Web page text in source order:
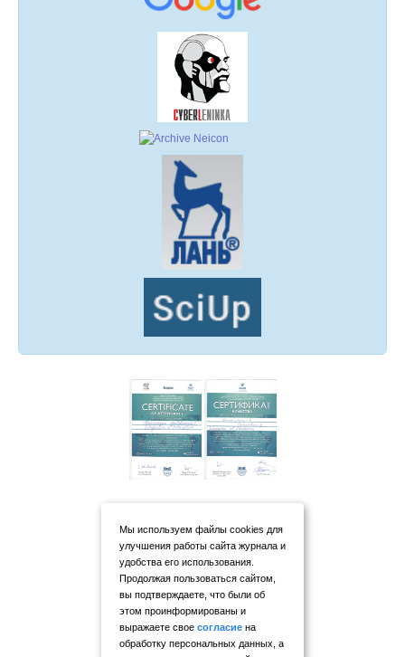
Мы используем файлы cookies для
улучшения работы сайта журнала и
удобства его использования.
Продолжая пользоваться сайтом,
вы подтверждаете, что были об
этом проинформированы и
выражаете свое согласие на
обработку персональных данных, а